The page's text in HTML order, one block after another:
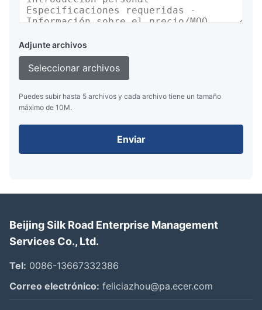
Adjunte archivos
Seleccionar archivos
Puedes subir hasta 5 archivos y cada archivo tiene un tamaño
máximo de 10M.
Enviar
Beijing Silk Road Enterprise Management
Services Co., Ltd.
Tel: 0086-13667332386
Correo electrónico: feliciazhou@pa.ecer.com